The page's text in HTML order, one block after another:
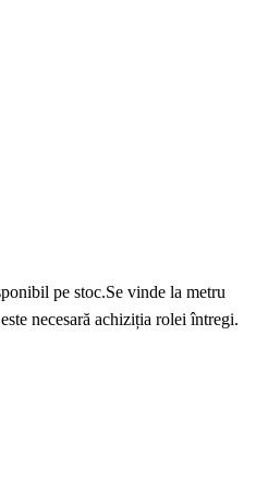
pe stoc.Se vinde la metru
necesară achiziția rolei întregi.